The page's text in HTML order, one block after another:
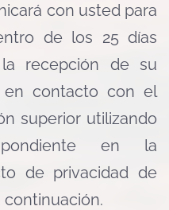
con usted para
de los 25 días
recepción de su
en contacto con el
superior utilizando
en la
de privacidad de
continuación.